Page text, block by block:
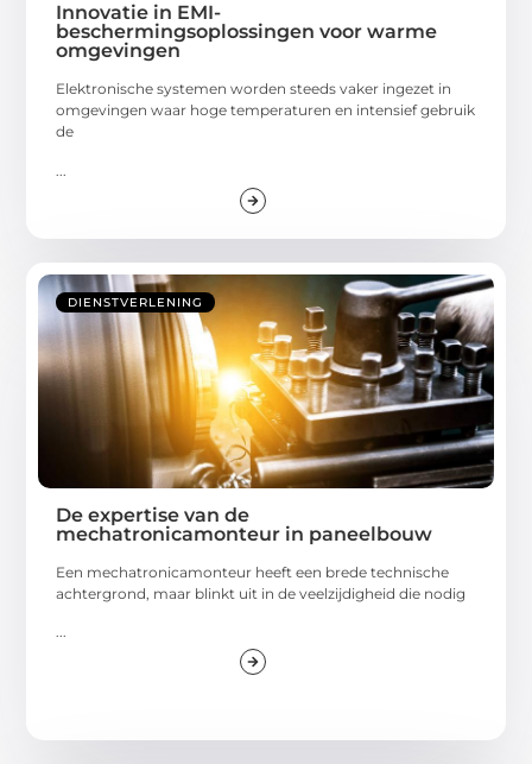
Innovatie in EMI-
beschermingsoplossingen voor warme
omgevingen
Elektronische systemen worden steeds vaker ingezet in
omgevingen waar hoge temperaturen en intensief gebruik
de
DIENSTVERLENING
De expertise van de
mechatronicamonteur in paneelbouw
Een mechatronicamonteur heeft een brede technische
achtergrond, maar blinkt uit in de veelzijdigheid die nodig
...